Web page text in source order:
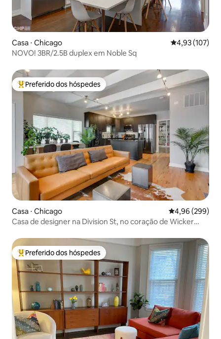
Casa ⋅ Chicago 4,93 de uma
4,93 (107)
NOVO! 3BR/2.5B duplex em Noble Sq
Entre os melhores preferidos dos hóspedes
Preferido dos hóspedes
Casa ⋅ Chicago 4,96 de uma
4,96 (299)
Casa de designer na Division St, no coração de Wicker
Entre os melhores preferidos dos hóspedes
Preferido dos hóspedes